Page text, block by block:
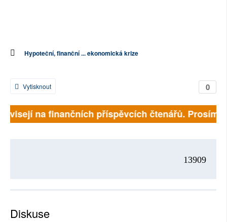
Hypoteční, finanční ... ekonomická krize
0
Vytisknout
na finančních příspěvcích čtenářů.
13909
Diskuse